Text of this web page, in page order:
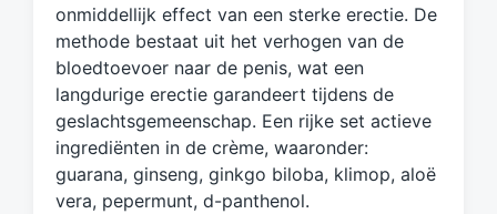
onmiddellijk effect van een sterke erectie. De
methode bestaat uit het verhogen van de
bloedtoevoer naar de penis, wat een
langdurige erectie garandeert tijdens de
geslachtsgemeenschap. Een rijke set actieve
ingrediënten in de crème, waaronder:
guarana, ginseng, ginkgo biloba, klimop, aloë
vera, pepermunt, d-panthenol.